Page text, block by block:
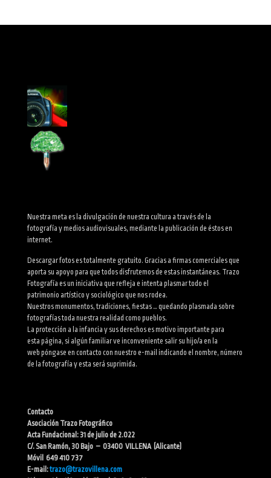
Nuestra meta es la divulgación de nuestra cultura a través de la
fotografía y medios audiovisuales, mediante la publicación de éstos en
internet.
Descargar fotos es totalmente gratuito. Gracias a firmas comerciales que
aporta su apoyo para que todos disfrutemos de estas instantáneas. Trazo
Fotografía es un iniciativa que refleja e intenta plasmar todo el
patrimonio artístico y sociológico que nos rodea.
Nuestros monumentos, tradiciones, fiestas … quedando plasmada sobre
fotografías toda nuestra realidad como pueblos.
La protección a la infancia y sus derechos es motivo importante para
esta página, si algún familiar ve inconveniente salir su hijo/a en la
web póngase en contacto con nuestro e-mail indicando el nombre, número
de la fotografía y esta será suprimida.
Contacto
Asociación Trazo Fotográfico
Acta Fundacional: 31 de julio de 2.022
C/. San Ramón, 30 Bajo – 03400 VILLENA (Alicante)
Móvil 649 410 737
E-mail:trazo@trazovillena.com